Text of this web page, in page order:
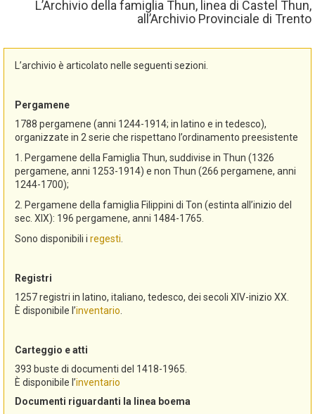
L’Archivio della famiglia Thun, linea di Castel Thun,
all’Archivio Provinciale di Trento
L’archivio è articolato nelle seguenti sezioni.
Pergamene
1788 pergamene (anni 1244-1914; in latino e in tedesco),
organizzate in 2 serie che rispettano l’ordinamento preesistente
1. Pergamene della Famiglia Thun, suddivise in Thun (1326
pergamene, anni 1253-1914) e non Thun (266 pergamene, anni
1244-1700);
2. Pergamene della famiglia Filippini di Ton (estinta all’inizio del
sec. XIX): 196 pergamene, anni 1484-1765.
Sono disponibili i regesti
Registri
1257 registri in latino, italiano, tedesco, dei secoli XIV-inizio XX.
È disponibile l’inventario
Carteggio e atti
393 buste di documenti del 1418-1965.
È disponibile l’inventario
Documenti riguardanti la linea boema